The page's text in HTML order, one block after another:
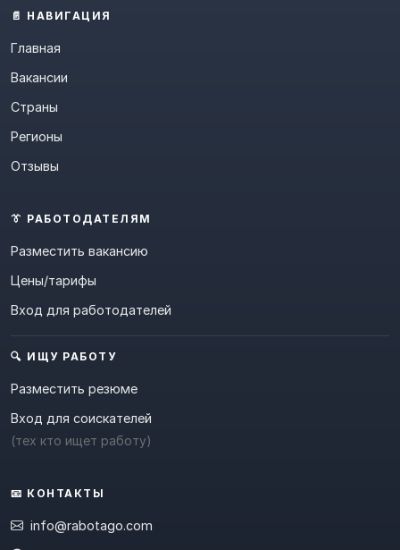
📄 НАВИГАЦИЯ
Главная
Вакансии
Страны
Регионы
Отзывы
👔 РАБОТОДАТЕЛЯМ
Разместить вакансию
Цены/тарифы
Вход для работодателей
🔍 ИЩУ РАБОТУ
Разместить резюме
Вход для соискателей
(тех кто ищет работу)
📧 КОНТАКТЫ
info@rabotago.com